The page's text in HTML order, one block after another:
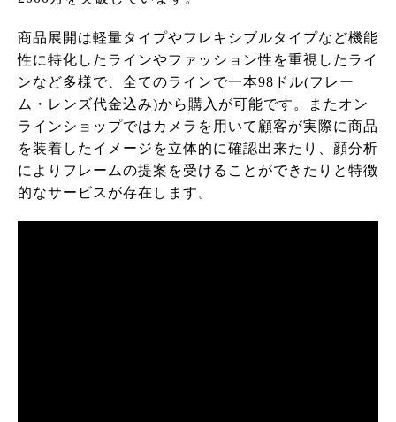
商品展開は軽量タイプやフレキシブルタイプなど機能
性に特化したラインやファッション性を重視したライ
ンなど多様で、全てのラインで一本98ドル(フレー
ム・レンズ代金込み)から購入が可能です。またオン
ラインショップではカメラを用いて顧客が実際に商品
を装着したイメージを立体的に確認出来たり、顔分析
によりフレームの提案を受けることができたりと特徴
的なサービスが存在します。